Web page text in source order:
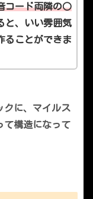
コード両隣の○
と、いい雰囲気
ることができま
クに、マイルス
て構造になって